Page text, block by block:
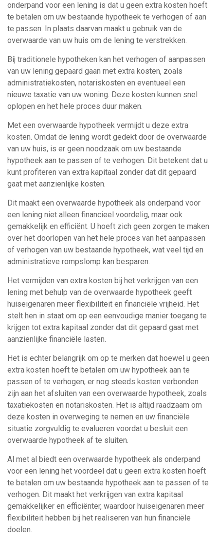
onderpand voor een lening is dat u geen extra kosten hoeft
te betalen om uw bestaande hypotheek te verhogen of aan
te passen. In plaats daarvan maakt u gebruik van de
overwaarde van uw huis om de lening te verstrekken.
Bij traditionele hypotheken kan het verhogen of aanpassen
van uw lening gepaard gaan met extra kosten, zoals
administratiekosten, notariskosten en eventueel een
nieuwe taxatie van uw woning. Deze kosten kunnen snel
oplopen en het hele proces duur maken.
Met een overwaarde hypotheek vermijdt u deze extra
kosten. Omdat de lening wordt gedekt door de overwaarde
van uw huis, is er geen noodzaak om uw bestaande
hypotheek aan te passen of te verhogen. Dit betekent dat u
kunt profiteren van extra kapitaal zonder dat dit gepaard
gaat met aanzienlijke kosten.
Dit maakt een overwaarde hypotheek als onderpand voor
een lening niet alleen financieel voordelig, maar ook
gemakkelijk en efficiënt. U hoeft zich geen zorgen te maken
over het doorlopen van het hele proces van het aanpassen
of verhogen van uw bestaande hypotheek, wat veel tijd en
administratieve rompslomp kan besparen.
Het vermijden van extra kosten bij het verkrijgen van een
lening met behulp van de overwaarde hypotheek geeft
huiseigenaren meer flexibiliteit en financiële vrijheid. Het
stelt hen in staat om op een eenvoudige manier toegang te
krijgen tot extra kapitaal zonder dat dit gepaard gaat met
aanzienlijke financiële lasten.
Het is echter belangrijk om op te merken dat hoewel u geen
extra kosten hoeft te betalen om uw hypotheek aan te
passen of te verhogen, er nog steeds kosten verbonden
zijn aan het afsluiten van een overwaarde hypotheek, zoals
taxatiekosten en notariskosten. Het is altijd raadzaam om
deze kosten in overweging te nemen en uw financiële
situatie zorgvuldig te evalueren voordat u besluit een
overwaarde hypotheek af te sluiten.
Al met al biedt een overwaarde hypotheek als onderpand
voor een lening het voordeel dat u geen extra kosten hoeft
te betalen om uw bestaande hypotheek aan te passen of te
verhogen. Dit maakt het verkrijgen van extra kapitaal
gemakkelijker en efficiënter, waardoor huiseigenaren meer
flexibiliteit hebben bij het realiseren van hun financiële
doelen.